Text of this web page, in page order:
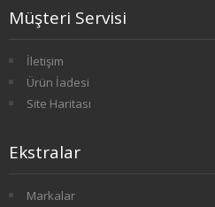
1. SINIF 1. YARIYIL TARİH
1. SINIF 2. YARIYIL TARİH
2. SINIF 3. YARIYIL TARİH
2. SINIF 4. YARIYIL TARİH
Müşteri Servisi
İletişim
Ürün İadesi
Site Haritası
Ekstralar
Markalar